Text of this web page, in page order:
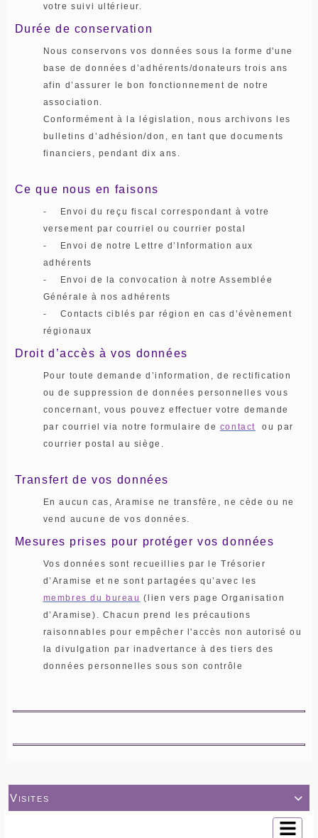
votre suivi ultérieur.
Durée de conservation
Nous conservons vos données sous la forme d'une
base de données d’adhérents/donateurs trois ans
afin d’assurer le bon fonctionnement de notre
association.
Conformément à la législation, nous archivons les
bulletins d’adhésion/don, en tant que documents
financiers, pendant dix ans.
Ce que nous en faisons
- Envoi du reçu fiscal correspondant à votre
versement par courriel ou courrier postal
- Envoi de notre Lettre d’Information aux
adhérents
- Envoi de la convocation à notre Assemblée
Générale à nos adhérents
- Contacts ciblés par région en cas d’évènement
régionaux
Droit d’accès à vos données
Pour toute demande d’information, de rectification
ou de suppression de données personnelles vous
concernant, vous pouvez effectuer votre demande
par courriel via notre formulaire de contact
ou par
courrier postal au siège.
Transfert de vos données
En aucun cas, Aramise ne transfère, ne cède ou ne
vend aucune de vos données.
Mesures prises pour protéger vos données
Vos données sont recueillies par le Trésorier
d’Aramise et ne sont partagées qu’avec les
membres du bureau (lien vers page Organisation
d’Aramise). Chacun prend les précautions
raisonnables pour empêcher l'accès non autorisé ou
la divulgation par inadvertance à des tiers des
données personnelles sous son contrôle

Visites